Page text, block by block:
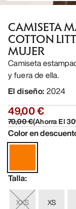
CAMISETA
COTTON
MUJER
Camiseta
y fuera de ella.
El diseño: 2024
49,00 €
70,00 €(Ahorra El30
Color en
Talla:
XXS XS